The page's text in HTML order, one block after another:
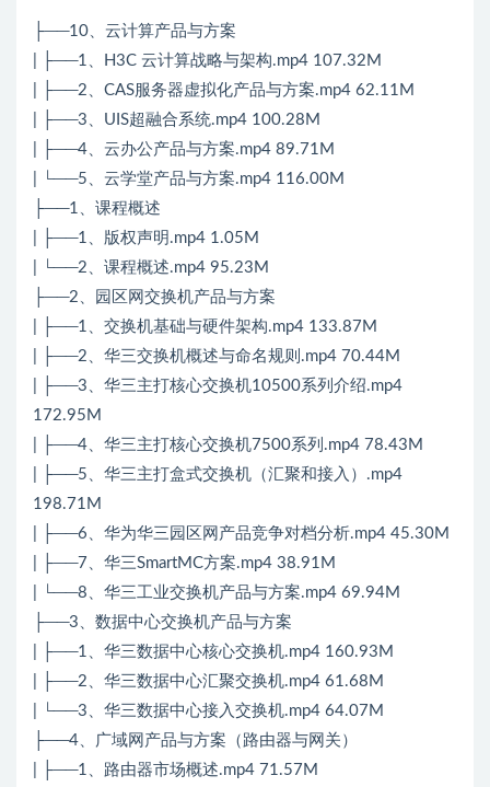
├──10、云计算产品与方案
| ├──1、H3C 云计算战略与架构.mp4 107.32M
| ├──2、CAS服务器虚拟化产品与方案.mp4 62.11M
| ├──3、UIS超融合系统.mp4 100.28M
| ├──4、云办公产品与方案.mp4 89.71M
| └──5、云学堂产品与方案.mp4 116.00M
├──1、课程概述
| ├──1、版权声明.mp4 1.05M
| └──2、课程概述.mp4 95.23M
├──2、园区网交换机产品与方案
| ├──1、交换机基础与硬件架构.mp4 133.87M
| ├──2、华三交换机概述与命名规则.mp4 70.44M
| ├──3、华三主打核心交换机10500系列介绍.mp4
172.95M
| ├──4、华三主打核心交换机7500系列.mp4 78.43M
| ├──5、华三主打盒式交换机（汇聚和接入）.mp4
198.71M
| ├──6、华为华三园区网产品竞争对档分析.mp4 45.30M
| ├──7、华三SmartMC方案.mp4 38.91M
| └──8、华三工业交换机产品与方案.mp4 69.94M
├──3、数据中心交换机产品与方案
| ├──1、华三数据中心核心交换机.mp4 160.93M
| ├──2、华三数据中心汇聚交换机.mp4 61.68M
| └──3、华三数据中心接入交换机.mp4 64.07M
├──4、广域网产品与方案（路由器与网关）
| ├──1、路由器市场概述.mp4 71.57M